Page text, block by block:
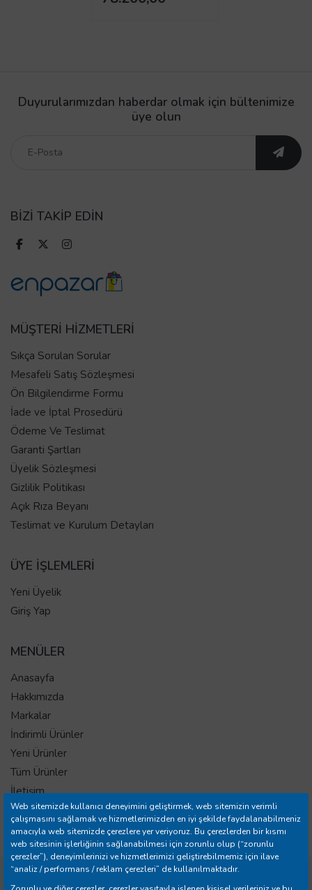
Duyurularımızdan haberdar olmak için bültenimize
üye olun
BİZİ TAKİP EDİN
MÜŞTERİ HİZMETLERİ
Sıkça Sorulan Sorular
Mesafeli Satış Sözleşmesi
Ön Bilgilendirme Formu
İade ve İptal Prosedürü
Ödeme Ve Teslimat
Garanti Şartları
Üyelik Sözleşmesi
Gizlilik Politikası
Açık Rıza Beyanı
Teslimat ve Kurulum Detayları
ÜYE İŞLEMLERİ
Yeni Üyelik
Giriş Yap
MENÜLER
Anasayfa
Hakkımızda
Markalar
İndirimli Ürünler
Yeni Ürünler
Tüm Ürünler
İletişim
Mağazalar
Banka Hesap Bilgileri
Copyright © 2026 Yılmazer Ev Gereçleri İth. İhr. San. ve Tic.
Web sitemizde kullanıcı deneyimini geliştirmek, web sitemizin verimli
çalışmasını sağlamak ve hizmetlerimizden en iyi şekilde faydalanabilmeniz
amacıyla web sitemizde çerezlere yer veriyoruz. Bu çerezlerden bir kısmı
web sitesinin işlerliğinin sağlanabilmesi için zorunlu olup (“zorunlu
çerezler”), deneyimlerinizi ve hizmetlerimizi geliştirebilmemiz için ilave
“analiz / performans / reklam çerezleri” de kullanılmaktadır.